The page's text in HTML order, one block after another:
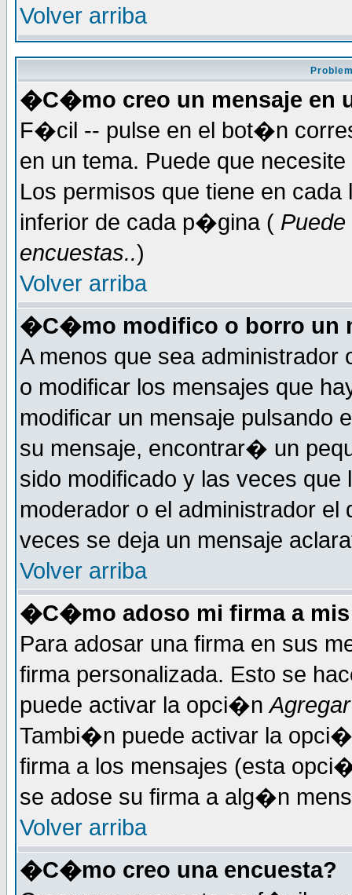
Volver arriba
�C�mo creo un mensaje en
F�cil -- pulse en el bot�n
en un tema. Puede que
Los permisos que tiene en
inferior de cada p�gina (
encuestas..)
Volver arriba
�C�mo modifico o borro un
A menos que sea administrador
o modificar los mensajes que
modificar un mensaje pulsando
su mensaje, encontrar� un
sido modificado y las veces
moderador o el administrador
veces se deja un mensaje
Volver arriba
�C�mo adoso mi firma a mis
Para adosar una firma en sus
firma personalizada. Esto se
puede activar la opci�n
Tambi�n puede activar la
firma a los mensajes (esta
se adose su firma a alg�n
Volver arriba
�C�mo creo una encuesta?